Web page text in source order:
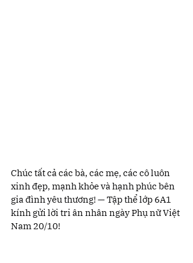
Chúc tất cả các bà, các mẹ, các cô luôn
xinh đẹp, mạnh khỏe và hạnh phúc bên
gia đình yêu thương! — Tập thể lớp 6A1
kính gửi lời tri ân nhân ngày Phụ nữ Việt
Nam 20/10!